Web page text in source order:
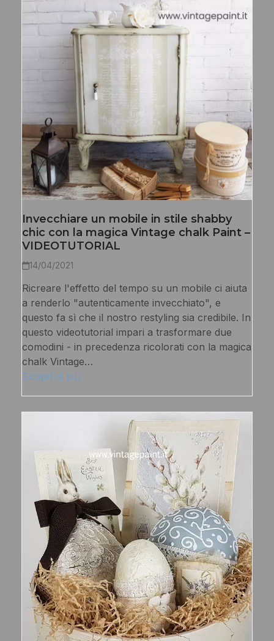
Invecchiare un mobile in stile shabby
chic con la magica Vintage chalk Paint –
VIDEOTUTORIAL
14/04/2021
Ricreare l'effetto del tempo su un mobile ci aiuta
a renderlo "autenticamente invecchiato", e
questo fa sì che il nostro restyling sia credibile. In
questo videotutorial impari a trasformare due
comodini - in precedenza ricolorati con la magica
chalk Vintage…
Scopri di più